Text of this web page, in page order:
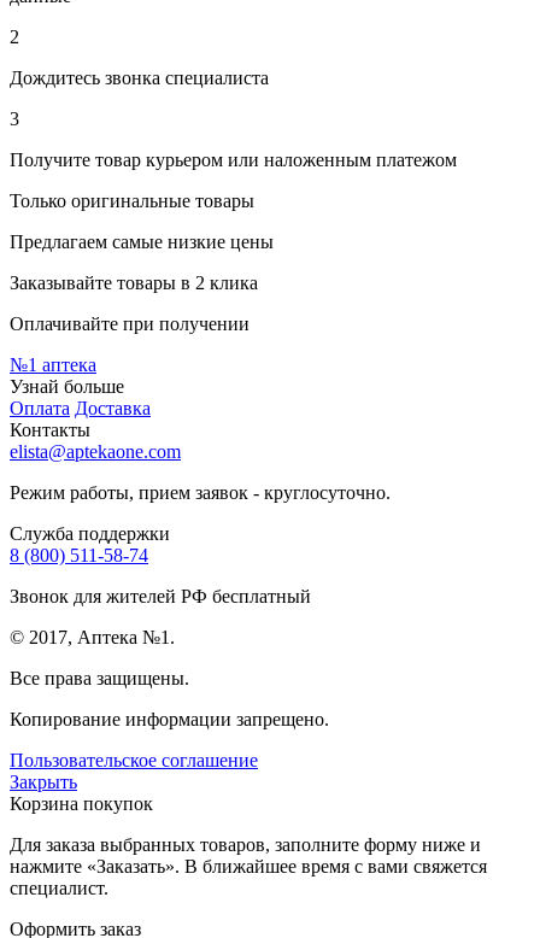
2
Дождитесь звонка специалиста
3
Получите товар курьером или наложенным платежом
Только оригинальные товары
Предлагаем самые низкие цены
Заказывайте товары в 2 клика
Оплачивайте при получении
№1 аптека
Узнай больше
Оплата Доставка
Контакты
elista@aptekaone.com
Режим работы, прием заявок - круглосуточно.
Служба поддержки
8 (800) 511-58-74
Звонок для жителей РФ бесплатный
© 2017, Аптека №1.
Все права защищены.
Копирование информации запрещено.
Пользовательское соглашение
Закрыть
Корзина покупок
Для заказа выбранных товаров, заполните форму ниже и
нажмите «Заказать». В ближайшее время с вами свяжется
специалист.
Оформить заказ